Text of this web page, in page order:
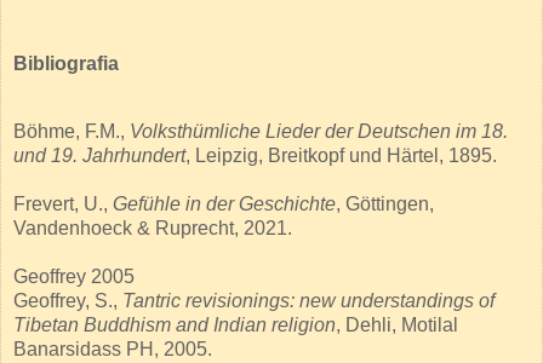
Bibliografia
Böhme, F.M., Volksthümliche Lieder der Deutschen im 18.
und 19. Jahrhundert, Leipzig, Breitkopf und Härtel, 1895.
Frevert, U., Gefühle in der Geschichte, Göttingen,
Vandenhoeck & Ruprecht, 2021.
Geoffrey 2005
Geoffrey, S., Tantric revisionings: new understandings of
Tibetan Buddhism and Indian religion, Dehli, Motilal
Banarsidass PH, 2005.